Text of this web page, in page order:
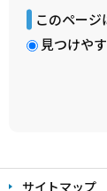
このページ
見つけや
文
サイトマップ